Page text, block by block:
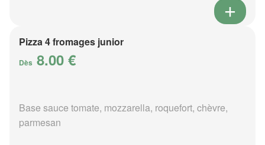
Pizza 4 fromages junior
Dès 8.00 €
Base sauce tomate, mozzarella, roquefort, chèvre,
parmesan